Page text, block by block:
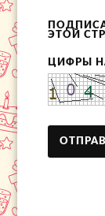
ЭТОЙ
ЦИФРЫ